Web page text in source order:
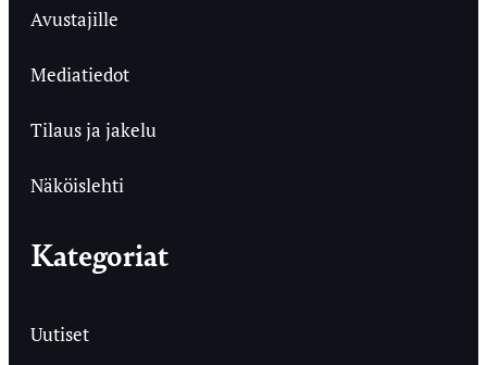
Avustajille
Mediatiedot
Tilaus ja jakelu
Näköislehti
Kategoriat
Uutiset